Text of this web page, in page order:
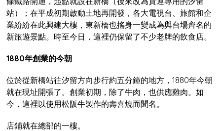
站）；在平成初期啟動土地再開發，各大電視台、旅館和企
業紛紛在此興建大樓，東新橋也搖身一變成為與台場齊名的
新旅遊景點。時至今日，這裡仍保留了不少老牌的飲食店。
1880年創業的今朝
位於從新橋站往汐留方向步行約五分鐘的地方，1880年今朝
就在現址開張了。創業初期，除了牛肉，也供應雞肉。如
今，這裡以使用松阪牛製作的壽喜燒而聞名。
店鋪就在總部的一樓。